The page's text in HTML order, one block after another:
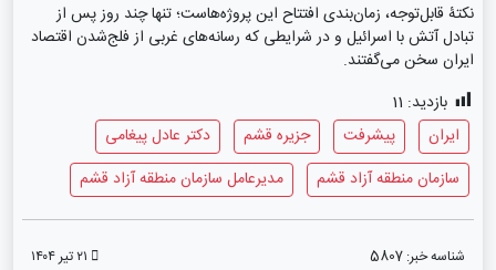
نکتۀ قابل‌توجه، زمان‌بندی افتتاح این پروژه‌هاست؛ تنها چند روز پس از
تبادل آتش با اسرائیل و در شرایطی که رسانه‌های غربی از فلج‌شدن اقتصاد
ایران سخن می‌گفتند.
بازدید: 11
ایران
پیشرفت جزیره قشم
دکتر عادل پیغامی
سازمان منطقه آزاد قشم
مدیرعامل سازمان منطقه آزاد قشم
شناسه خبر: